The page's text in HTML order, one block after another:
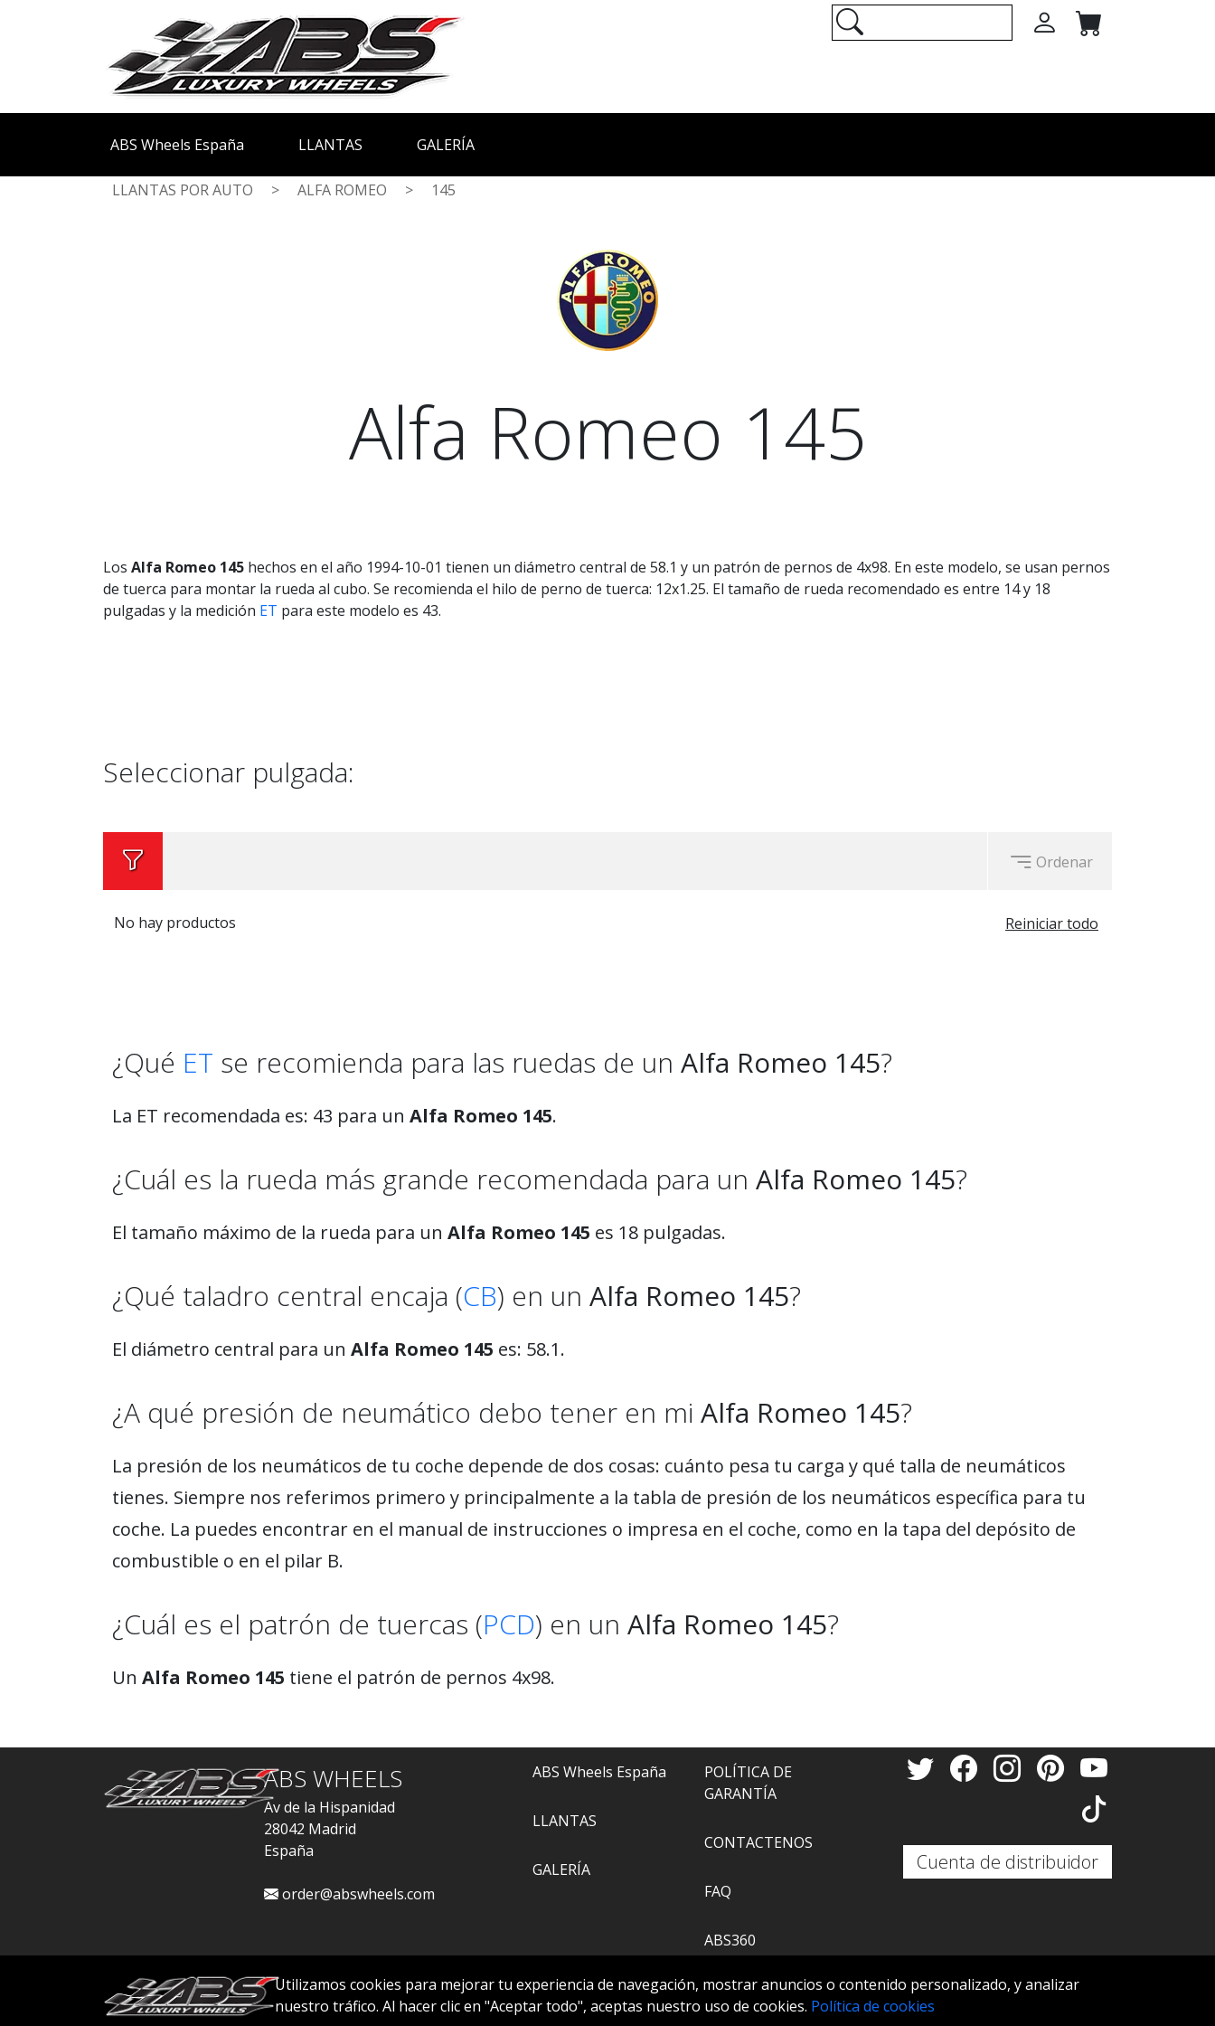
ABS Wheels España LLANTAS GALERÍA
Utilizamos cookies para mejorar tu experiencia de navegación, mostrar anuncios o contenido personalizado, y analizar
nuestro tráfico. Al hacer clic en "Aceptar todo", aceptas nuestro uso de cookies. Política de cookies
LLANTAS POR AUTO > ALFA ROMEO > 145
Alfa Romeo 145
Los Alfa Romeo 145 hechos en el año 1994-10-01 tienen un diámetro central de 58.1 y un patrón de pernos de 4x98. En este modelo, se usan pernos
de tuerca para montar la rueda al cubo. Se recomienda el hilo de perno de tuerca: 12x1.25. El tamaño de rueda recomendado es entre 14 y 18
pulgadas y la medición ET para este modelo es 43.
Seleccionar pulgada:
Ordenar
Reiniciar todo
No hay productos
¿Qué ET se recomienda para las ruedas de un Alfa Romeo 145?
La ET recomendada es: 43 para un Alfa Romeo 145.
¿Cuál es la rueda más grande recomendada para un Alfa Romeo 145?
El tamaño máximo de la rueda para un Alfa Romeo 145 es 18 pulgadas.
¿Qué taladro central encaja (CB) en un Alfa Romeo 145?
El diámetro central para un Alfa Romeo 145 es: 58.1.
¿A qué presión de neumático debo tener en mi Alfa Romeo 145?
La presión de los neumáticos de tu coche depende de dos cosas: cuánto pesa tu carga y qué talla de neumáticos
tienes. Siempre nos referimos primero y principalmente a la tabla de presión de los neumáticos específica para tu
coche. La puedes encontrar en el manual de instrucciones o impresa en el coche, como en la tapa del depósito de
combustible o en el pilar B.
¿Cuál es el patrón de tuercas (PCD) en un Alfa Romeo 145?
Un Alfa Romeo 145 tiene el patrón de pernos 4x98.
ABS WHEELS
Av de la Hispanidad
28042 Madrid
España
order@abswheels.com
ABS Wheels España
LLANTAS
GALERÍA
POLÍTICA DE
GARANTÍA
CONTACTENOS
FAQ
ABS360
HERRAMIENTAS
Cuenta de distribuidor